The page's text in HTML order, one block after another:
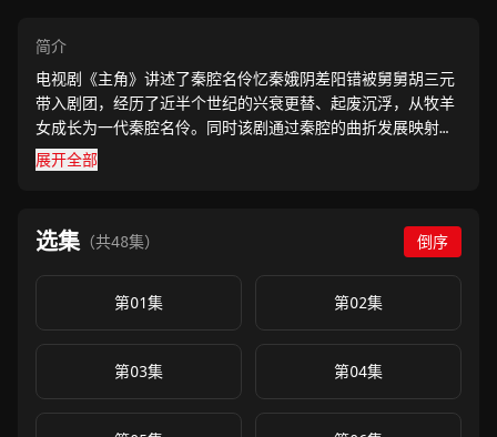
简介
电视剧《主角》讲述了秦腔名伶忆秦娥阴差阳错被舅舅胡三元
带入剧团，经历了近半个世纪的兴衰更替、起废沉浮，从牧羊
女成长为一代秦腔名伶。同时该剧通过秦腔的曲折发展映射大
历史背景的起落，反映了中国社会四十年变迁中普通人的情感
生活和命运。
展开全部
选集 （共48集） 倒序
第01集 第02集
第03集 第04集